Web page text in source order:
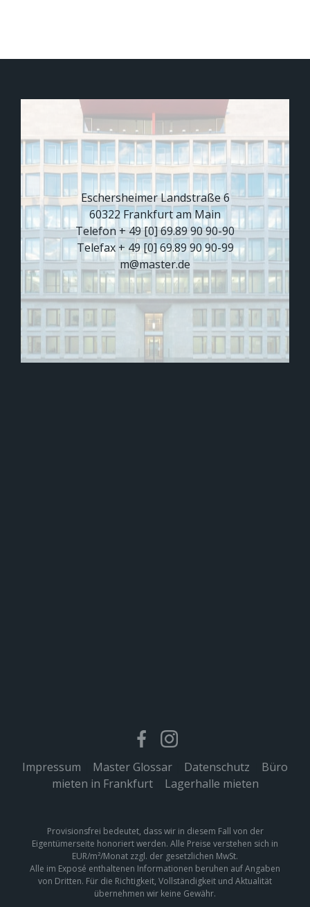
Eschersheimer Landstraße 6
60322 Frankfurt am Main
Telefon + 49 [0] 69.89 90 90-90
Telefax + 49 [0] 69.89 90 90-99
m@master.de
Impressum Master Glossar Datenschutz
Büro
mieten in Frankfurt| Lagerhalle mieten
Provisionsfrei bedeutet, dass wir in diesem Fall von der
Eigentümerseite honoriert werden. Alle Preise verstehen sich in
EUR/m²/Monat zzgl. der gesetzlichen MwSt.
Alle im Exposé enthaltenen Informationen beruhen auf Angaben
von Dritten. Für die Richtigkeit, Vollständigkeit und Aktualität
übernehmen wir keine Gewähr.